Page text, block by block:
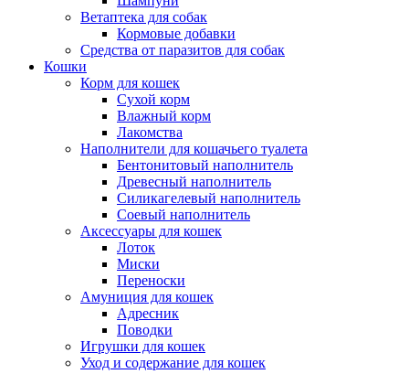
Ветаптека для собак
Кормовые добавки
Средства от паразитов для собак
Кошки
Корм для кошек
Сухой корм
Влажный корм
Лакомства
Наполнители для кошачьего туалета
Бентонитовый наполнитель
Древесный наполнитель
Силикагелевый наполнитель
Соевый наполнитель
Аксессуары для кошек
Лоток
Миски
Переноски
Амуниция для кошек
Адресник
Поводки
Игрушки для кошек
Уход и содержание для кошек